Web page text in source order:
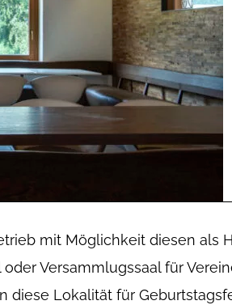
mit Möglichkeit diesen als
Versammlugssaal für
diese Lokalität für